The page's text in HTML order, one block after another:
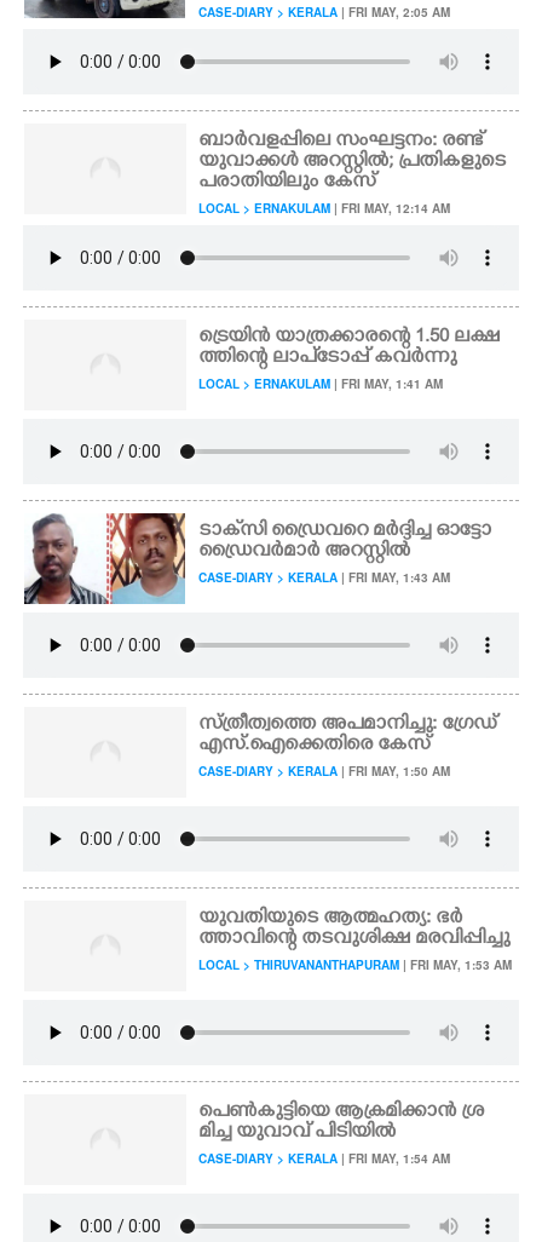
CASE-DIARY > KERALA | FRI MAY, 2:05 AM
ബാർവളപ്പിലെ സംഘട്ടനം: രണ്ട്
യുവാക്കൾ അറസ്റ്റിൽ; പ്രതികളുടെ
പരാതിയിലും കേസ്
LOCAL > ERNAKULAM | FRI MAY, 12:14 AM
ട്രെയിൻ യാത്രക്കാരന്റെ 1.50 ലക്ഷ
ത്തിന്റെ ലാപ്ടോപ്പ് കവർന്നു
LOCAL > ERNAKULAM | FRI MAY, 1:41 AM
ടാക്‌സി ഡ്രൈവറെ മർദ്ദിച്ച ഓട്ടോ
ഡ്രൈവർമാർ അറസ്റ്റിൽ
CASE-DIARY > KERALA | FRI MAY, 1:43 AM
സ്ത്രീത്വത്തെ അപമാനിച്ചു: ഗ്രേഡ്
എസ്.ഐക്കെതിരെ കേസ്
CASE-DIARY > KERALA | FRI MAY, 1:50 AM
യുവതിയുടെ ആത്മഹത്യ: ഭർ
ത്താവിന്റെ തടവുശിക്ഷ മരവിപ്പിച്ചു
LOCAL > THIRUVANANTHAPURAM | FRI MAY, 1:53 AM
പെൺകുട്ടിയെ ആക്രമിക്കാൻ ശ്ര
മിച്ച യുവാവ് പിടിയിൽ
CASE-DIARY > KERALA | FRI MAY, 1:54 AM